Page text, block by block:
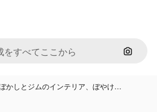
画像で
かしとジムのインテリア、ぼやけ…